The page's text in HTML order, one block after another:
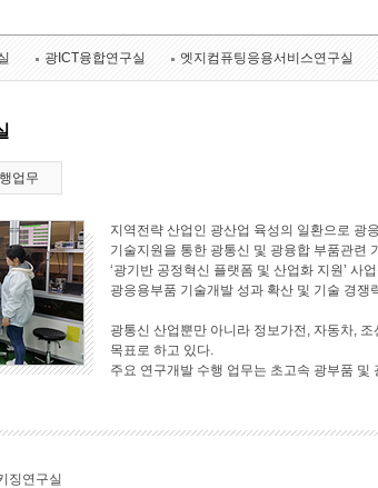
광ICT융합연구실 엣지컴퓨팅응용서비스연구실
업무
지역전략 산업인 광산업 육성의 일환으로 광
기술지원을 통한 광통신 및 광융합 부품관련
‘광기반 공정혁신 플랫폼 및 산업화 지원’ 사
광응용부품 기술개발 성과 확산 및 기술 경쟁
광통신 산업뿐만 아니라 정보가전, 자동차,
목표로 하고 있다.
주요 연구개발 수행 업무는 초고속 광부품
징연구실